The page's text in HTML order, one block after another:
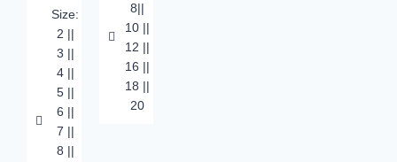
Size:
2 ||
3 ||
4 ||
5 ||
6 ||
7 ||
8 ||
8||
10 ||
12 ||
16 ||
18 ||
20